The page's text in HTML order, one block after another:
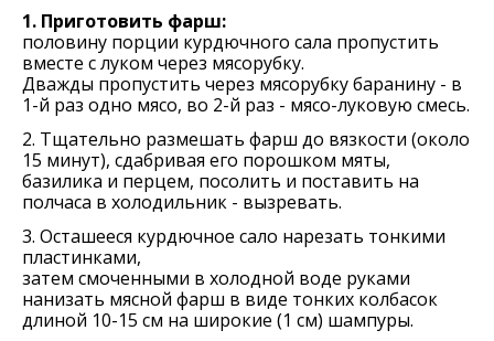
1. Приготовить фарш:
половину порции курдючного сала пропустить
вместе с луком через мясорубку.
Дважды пропустить через мясорубку баранину - в
1-й раз одно мясо, во 2-й раз - мясо-луковую смесь.
2. Тщательно размешать фарш до вязкости (около
15 минут), сдабривая его порошком мяты,
базилика и перцем, посолить и поставить на
полчаса в холодильник - вызревать.
3. Осташееся курдючное сало нарезать тонкими
пластинками,
затем смоченными в холодной воде руками
нанизать мясной фарш в виде тонких колбасок
длиной 10-15 см на широкие (1 см) шампуры.